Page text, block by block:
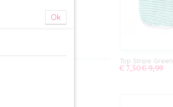
Top Stripe Green
€ 7,50 € 9,99
Ok